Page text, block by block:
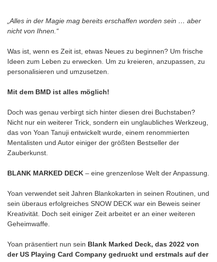
„Alles in der Magie mag bereits erschaffen worden sein … aber
nicht von Ihnen.“
Was ist, wenn es Zeit ist, etwas Neues zu beginnen? Um frische
Ideen zum Leben zu erwecken. Um zu kreieren, anzupassen, zu
personalisieren und umzusetzen.
Mit dem BMD ist alles möglich!
Doch was genau verbirgt sich hinter diesen drei Buchstaben?
Nicht nur ein weiterer Trick, sondern ein unglaubliches Werkzeug,
das von Yoan Tanuji entwickelt wurde, einem renommierten
Mentalisten und Autor einiger der größten Bestseller der
Zauberkunst.
BLANK MARKED DECK – eine grenzenlose Welt der Anpassung.
Yoan verwendet seit Jahren Blankokarten in seinen Routinen, und
sein überaus erfolgreiches SNOW DECK war ein Beweis seiner
Kreativität. Doch seit einiger Zeit arbeitet er an einer weiteren
Geheimwaffe.
Yoan präsentiert nun sein Blank Marked Deck, das 2022 von
der US Playing Card Company gedruckt und erstmals auf der